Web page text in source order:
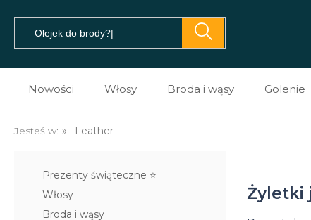
Nowości Włosy
Tonik do włosów
Broda i wąsy Golenie
Jesteś w: » Feather
Prezenty świąteczne ⭐️
Włosy
Broda i wąsy
Żyletki